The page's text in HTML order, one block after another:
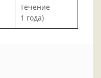
течение
1 года)